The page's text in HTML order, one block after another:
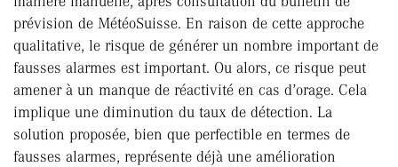
prévision de MétéoSuisse. En raison de cette approche
qualitative, le risque de générer un nombre important de
fausses alarmes est important. Ou alors, ce risque peut
amener à un manque de réactivité en cas d’orage. Cela
implique une diminution du taux de détection. La
solution proposée, bien que perfectible en termes de
fausses alarmes, représente déjà une amélioration